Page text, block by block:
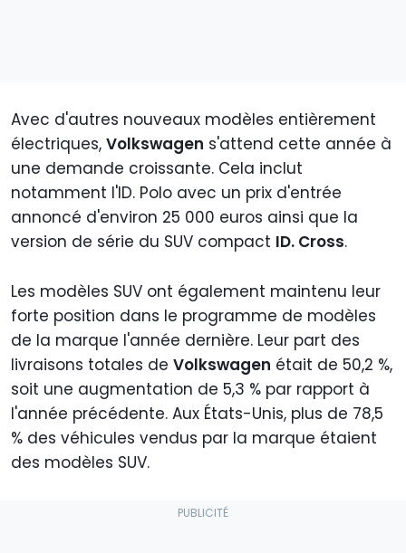
Avec d'autres nouveaux modèles entièrement
électriques, Volkswagen s'attend cette année à
une demande croissante. Cela inclut
notamment l'ID. Polo avec un prix d'entrée
annoncé d'environ 25 000 euros ainsi que la
version de série du SUV compact ID. Cross.
Les modèles SUV ont également maintenu leur
forte position dans le programme de modèles
de la marque l'année dernière. Leur part des
livraisons totales de Volkswagen était de 50,2 %,
soit une augmentation de 5,3 % par rapport à
l'année précédente. Aux États-Unis, plus de 78,5
% des véhicules vendus par la marque étaient
des modèles SUV.